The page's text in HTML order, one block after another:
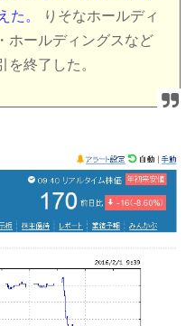
た。
りそなホールディ
ホールディングスなど
を終了した。